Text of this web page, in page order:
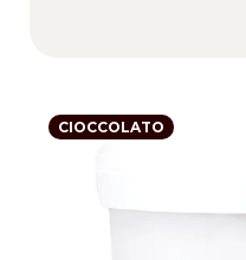
CIOCCOLATO